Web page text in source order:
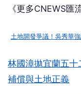
《更多CNEWS匯
土地開發爭議！吳秀華
林國漳拋宜蘭五
補償與土地正義